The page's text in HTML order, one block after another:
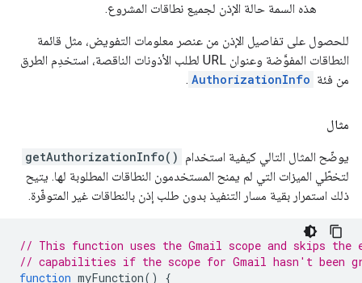
هذه السمة حالة الإذن لجميع نطاقات المشروع.
للحصول على تفاصيل الإذن من عنصر معلومات التفويض، مثل قائمة
النطاقات المفوَّضة وعنوان URL لطلب الأذونات الناقصة، استخدِم الطرق
من فئة AuthorizationInfo
.
مثال
يوضّح المثال التالي كيفية استخدام getAuthorizationInfo()
لتخطّي الميزات التي لم يمنح المستخدمون النطاقات المطلوبة لها. يتيح
ذلك استمرار بقية مسار التنفيذ بدون طلب إذن بالنطاقات غير المتوفّرة.
// This function uses the Gmail scope and skips the
// capabilities if the scope for Gmail hasn't been
function myFunction() {